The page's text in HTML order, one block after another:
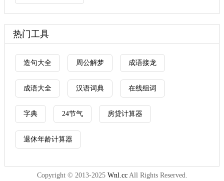
热门工具
造句大全 周公解梦 成语接龙
成语大全 汉语词典 在线组词
字典 24节气 房贷计算器
退休年龄计算器
Copyright © 2013-2025 Wnl.ccAll Rights Reserved.